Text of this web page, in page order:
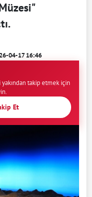
04-17 16:46
takip etmek için
Et